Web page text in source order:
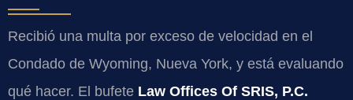
Recibió una multa por exceso de velocidad en el
Condado de Wyoming, Nueva York, y está evaluando
qué hacer. El bufete Law Offices Of SRIS, P.C.